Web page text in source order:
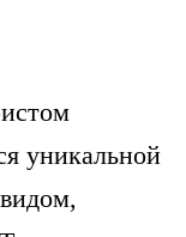
уникальной